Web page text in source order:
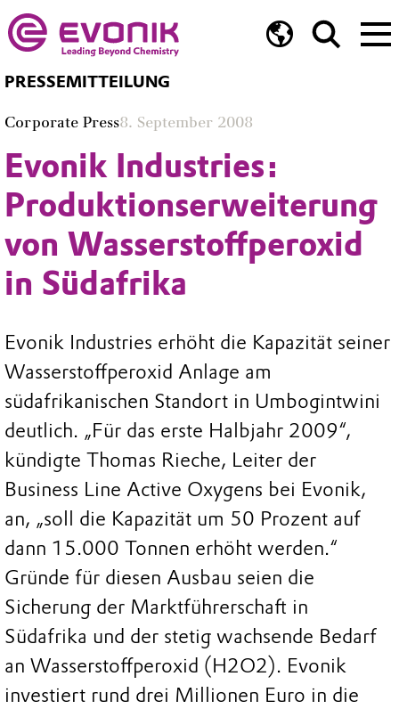
PRESSEMITTEILUNG
Corporate Press8. September 2008
Evonik Industries:
Produktionserweiterung
von Wasserstoffperoxid
in Südafrika
Evonik Industries erhöht die Kapazität seiner
Wasserstoffperoxid Anlage am
südafrikanischen Standort in Umbogintwini
deutlich. „Für das erste Halbjahr 2009“,
kündigte Thomas Rieche, Leiter der
Business Line Active Oxygens bei Evonik,
an, „soll die Kapazität um 50 Prozent auf
dann 15.000 Tonnen erhöht werden.“
Gründe für diesen Ausbau seien die
Sicherung der Marktführerschaft in
Südafrika und der stetig wachsende Bedarf
an Wasserstoffperoxid (H2O2). Evonik
investiert rund drei Millionen Euro in die